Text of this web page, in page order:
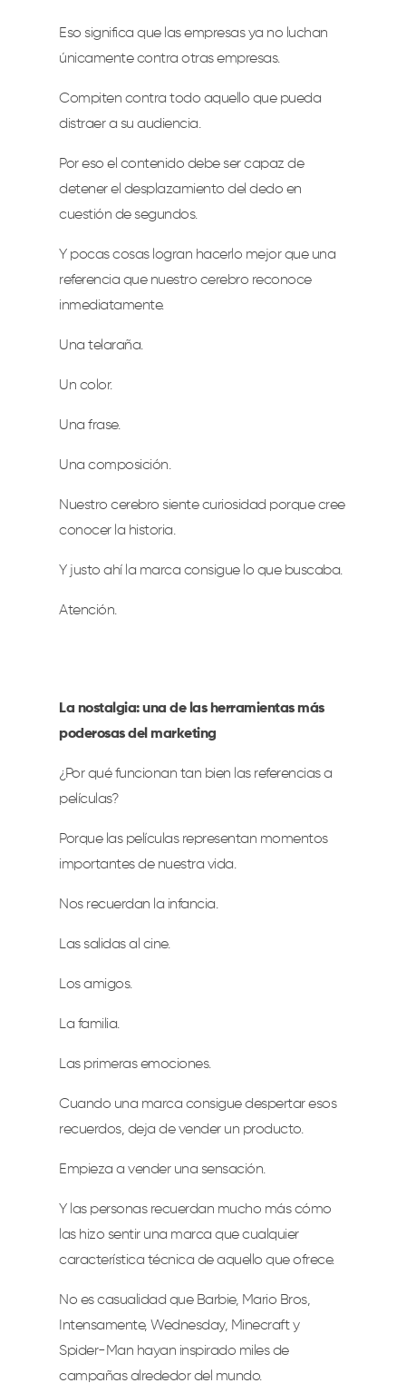
Eso significa que las empresas ya no luchan
únicamente contra otras empresas.
Compiten contra todo aquello que pueda
distraer a su audiencia.
Por eso el contenido debe ser capaz de
detener el desplazamiento del dedo en
cuestión de segundos.
Y pocas cosas logran hacerlo mejor que una
referencia que nuestro cerebro reconoce
inmediatamente.
Una telaraña.
Un color.
Una frase.
Una composición.
Nuestro cerebro siente curiosidad porque cree
conocer la historia.
Y justo ahí la marca consigue lo que buscaba.
Atención.
La nostalgia: una de las herramientas más
poderosas del marketing
¿Por qué funcionan tan bien las referencias a
películas?
Porque las películas representan momentos
importantes de nuestra vida.
Nos recuerdan la infancia.
Las salidas al cine.
Los amigos.
La familia.
Las primeras emociones.
Cuando una marca consigue despertar esos
recuerdos, deja de vender un producto.
Empieza a vender una sensación.
Y las personas recuerdan mucho más cómo
las hizo sentir una marca que cualquier
característica técnica de aquello que ofrece.
No es casualidad que Barbie, Mario Bros,
Intensamente, Wednesday, Minecraft y
Spider-Man hayan inspirado miles de
campañas alrededor del mundo.